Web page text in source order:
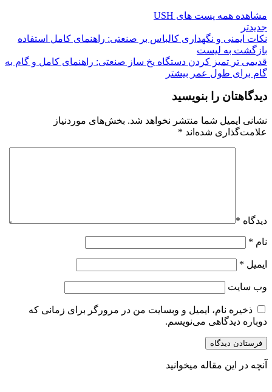
مشاهده همه پست های USH
جدیدتر
نکات ایمنی و نگهداری کالباس بر صنعتی: راهنمای کامل استفاده
بازگشت به لیست
قدیمی تر تمیز کردن دستگاه یخ ساز صنعتی: راهنمای کامل و گام به
گام برای طول عمر بیشتر
دیدگاهتان را بنویسید
نشانی ایمیل شما منتشر نخواهد شد. بخش‌های موردنیاز
علامت‌گذاری شده‌اند *
دیدگاه *
نام *
ایمیل *
وب‌ سایت
ذخیره نام، ایمیل و وبسایت من در مرورگر برای زمانی که
دوباره دیدگاهی می‌نویسم.
آنچه در این مقاله میخوانید